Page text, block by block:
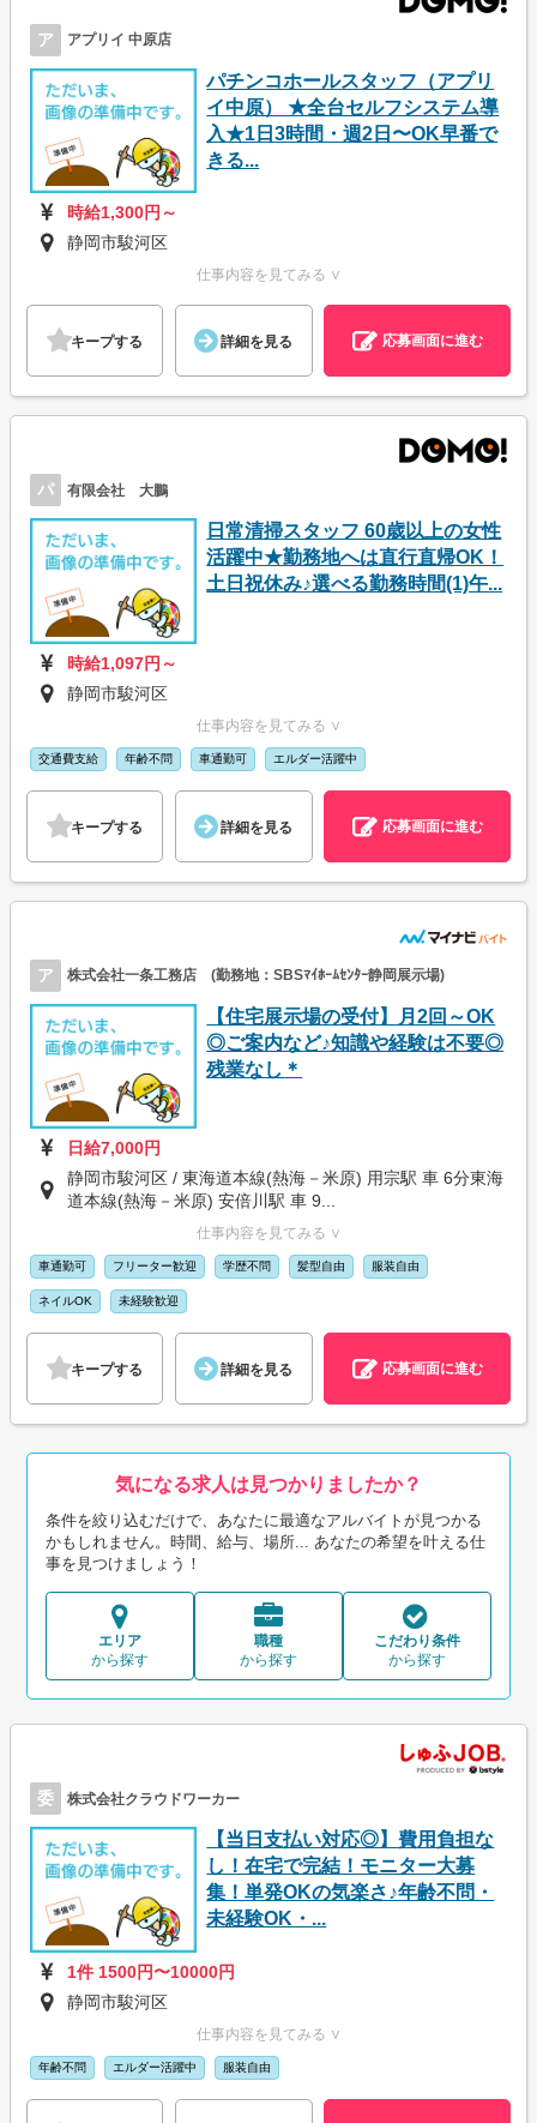
ア アプリイ 中原店
パチンコホールスタッフ（アプリ
イ中原） ★全台セルフシステム導
入★1日3時間・週2日〜OK早番で
きる...
時給1,300円～
静岡市駿河区
仕事内容を見てみる ∨
キープする 詳細を見る 応募画面に進む
パ 有限会社 大鵬
日常清掃スタッフ 60歳以上の女性
活躍中★勤務地へは直行直帰OK！
土日祝休み♪選べる勤務時間(1)午...
時給1,097円～
静岡市駿河区
仕事内容を見てみる ∨
交通費支給 年齢不問 車通勤可 エルダー活躍中
キープする 詳細を見る 応募画面に進む
ア 株式会社一条工務店 (勤務地：SBSﾏｲﾎｰﾑｾﾝﾀｰ静岡展示場)
【住宅展示場の受付】月2回～OK
◎ご案内など♪知識や経験は不要◎
残業なし＊
日給7,000円
静岡市駿河区 / 東海道本線(熱海－米原) 用宗駅 車 6分東海
道本線(熱海－米原) 安倍川駅 車 9...
仕事内容を見てみる ∨
車通勤可 フリーター歓迎 学歴不問 髪型自由 服装自由
ネイルOK 未経験歓迎
キープする 詳細を見る 応募画面に進む
気になる求人は見つかりましたか？
条件を絞り込むだけで、あなたに最適なアルバイトが見つかる
かもしれません。時間、給与、場所... あなたの希望を叶える仕
事を見つけましょう！
エリア
から探す
職種
から探す
こだわり条件
から探す
委 株式会社クラウドワーカー
【当日支払い対応◎】費用負担な
し！在宅で完結！モニター大募
集！単発OKの気楽さ♪年齢不問・
未経験OK・...
1件 1500円〜10000円
静岡市駿河区
仕事内容を見てみる ∨
年齢不問 エルダー活躍中 服装自由